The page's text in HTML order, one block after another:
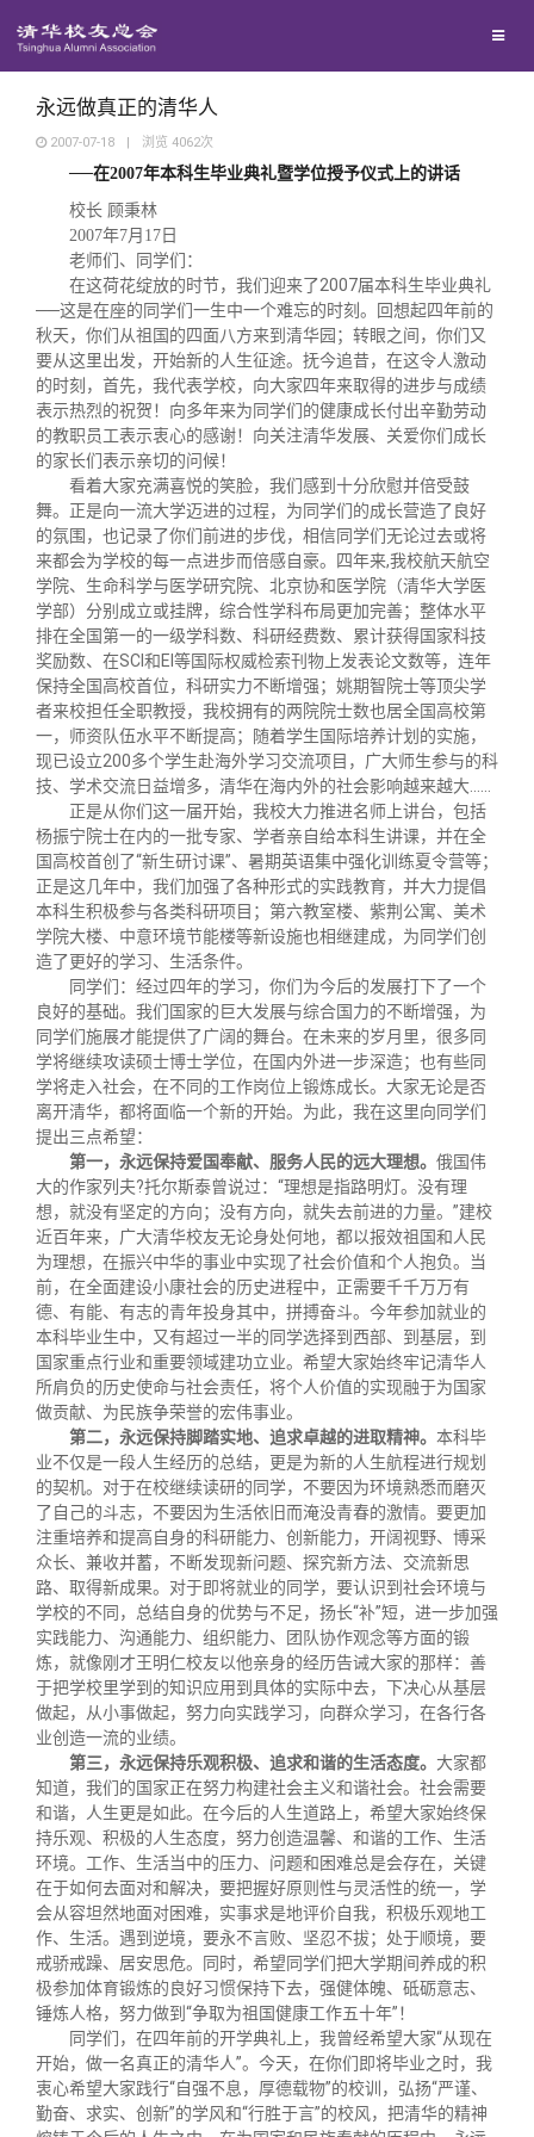
地区联络
年级联络
专业委员会
兴趣群体
西南联大校友会
回馈母校
捐赠项目
捐赠纪事
捐赠方法
义工计划
媒体平台
《水木清华》
我要订阅
新媒体平台
百年清华
清华人物
清华故事
青春风采
校友文苑
校友讲坛
校友视界
校友服务
终身学习
信息化服务
三创大赛
实用信息
校友总会
总会简介
会长致辞
总会章程
理事会名单
制度法规
联系我们
关闭
永远做真正的清华人
2007-07-18 | 浏览 4062次
──在2007年本科生毕业典礼暨学位授予仪式上的讲话
校长 顾秉林
2007年7月17日
老师们、同学们：
在这荷花绽放的时节，我们迎来了2007届本科生毕业典礼
──这是在座的同学们一生中一个难忘的时刻。回想起四年前的
秋天，你们从祖国的四面八方来到清华园；转眼之间，你们又
要从这里出发，开始新的人生征途。抚今追昔，在这令人激动
的时刻，首先，我代表学校，向大家四年来取得的进步与成绩
表示热烈的祝贺！向多年来为同学们的健康成长付出辛勤劳动
的教职员工表示衷心的感谢！向关注清华发展、关爱你们成长
的家长们表示亲切的问候！
看着大家充满喜悦的笑脸，我们感到十分欣慰并倍受鼓
舞。正是向一流大学迈进的过程，为同学们的成长营造了良好
的氛围，也记录了你们前进的步伐，相信同学们无论过去或将
来都会为学校的每一点进步而倍感自豪。四年来,我校航天航空
学院、生命科学与医学研究院、北京协和医学院（清华大学医
学部）分别成立或挂牌，综合性学科布局更加完善；整体水平
排在全国第一的一级学科数、科研经费数、累计获得国家科技
奖励数、在SCI和EI等国际权威检索刊物上发表论文数等，连年
保持全国高校首位，科研实力不断增强；姚期智院士等顶尖学
者来校担任全职教授，我校拥有的两院院士数也居全国高校第
一，师资队伍水平不断提高；随着学生国际培养计划的实施，
现已设立200多个学生赴海外学习交流项目，广大师生参与的科
技、学术交流日益增多，清华在海内外的社会影响越来越大……
正是从你们这一届开始，我校大力推进名师上讲台，包括
杨振宁院士在内的一批专家、学者亲自给本科生讲课，并在全
国高校首创了“新生研讨课”、暑期英语集中强化训练夏令营等；
正是这几年中，我们加强了各种形式的实践教育，并大力提倡
本科生积极参与各类科研项目；第六教室楼、紫荆公寓、美术
学院大楼、中意环境节能楼等新设施也相继建成，为同学们创
造了更好的学习、生活条件。
同学们：经过四年的学习，你们为今后的发展打下了一个
良好的基础。我们国家的巨大发展与综合国力的不断增强，为
同学们施展才能提供了广阔的舞台。在未来的岁月里，很多同
学将继续攻读硕士博士学位，在国内外进一步深造；也有些同
学将走入社会，在不同的工作岗位上锻炼成长。大家无论是否
离开清华，都将面临一个新的开始。为此，我在这里向同学们
提出三点希望：
第一，永远保持爱国奉献、服务人民的远大理想。 俄国伟
大的作家列夫?托尔斯泰曾说过：“理想是指路明灯。没有理
想，就没有坚定的方向；没有方向，就失去前进的力量。”建校
近百年来，广大清华校友无论身处何地，都以报效祖国和人民
为理想，在振兴中华的事业中实现了社会价值和个人抱负。当
前，在全面建设小康社会的历史进程中，正需要千千万万有
德、有能、有志的青年投身其中，拼搏奋斗。今年参加就业的
本科毕业生中，又有超过一半的同学选择到西部、到基层，到
国家重点行业和重要领域建功立业。希望大家始终牢记清华人
所肩负的历史使命与社会责任，将个人价值的实现融于为国家
做贡献、为民族争荣誉的宏伟事业。
第二，永远保持脚踏实地、追求卓越的进取精神。 本科毕
业不仅是一段人生经历的总结，更是为新的人生航程进行规划
的契机。对于在校继续读研的同学，不要因为环境熟悉而磨灭
了自己的斗志，不要因为生活依旧而淹没青春的激情。要更加
注重培养和提高自身的科研能力、创新能力，开阔视野、博采
众长、兼收并蓄，不断发现新问题、探究新方法、交流新思
路、取得新成果。对于即将就业的同学，要认识到社会环境与
学校的不同，总结自身的优势与不足，扬长“补”短，进一步加强
实践能力、沟通能力、组织能力、团队协作观念等方面的锻
炼，就像刚才王明仁校友以他亲身的经历告诫大家的那样：善
于把学校里学到的知识应用到具体的实际中去，下决心从基层
做起，从小事做起，努力向实践学习，向群众学习，在各行各
业创造一流的业绩。
第三，永远保持乐观积极、追求和谐的生活态度。 大家都
知道，我们的国家正在努力构建社会主义和谐社会。社会需要
和谐，人生更是如此。在今后的人生道路上，希望大家始终保
持乐观、积极的人生态度，努力创造温馨、和谐的工作、生活
环境。工作、生活当中的压力、问题和困难总是会存在，关键
在于如何去面对和解决，要把握好原则性与灵活性的统一，学
会从容坦然地面对困难，实事求是地评价自我，积极乐观地工
作、生活。遇到逆境，要永不言败、坚忍不拔；处于顺境，要
戒骄戒躁、居安思危。同时，希望同学们把大学期间养成的积
极参加体育锻炼的良好习惯保持下去，强健体魄、砥砺意志、
锤炼人格，努力做到“争取为祖国健康工作五十年”！
同学们，在四年前的开学典礼上，我曾经希望大家“从现在
开始，做一名真正的清华人”。今天，在你们即将毕业之时，我
衷心希望大家践行“自强不息，厚德载物”的校训，弘扬“严谨、
勤奋、求实、创新”的学风和“行胜于言”的校风，把清华的精神